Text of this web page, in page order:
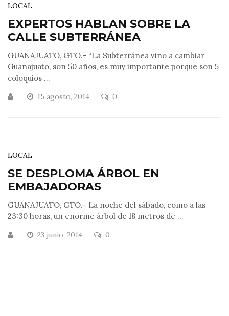
LOCAL
EXPERTOS HABLAN SOBRE LA
CALLE SUBTERRÁNEA
GUANAJUATO, GTO.- “La Subterránea vino a cambiar
Guanajuato, son 50 años, es muy importante porque son 5
coloquios ...
15 agosto, 2014 0
LOCAL
SE DESPLOMA ÁRBOL EN
EMBAJADORAS
GUANAJUATO, GTO.- La noche del sábado, como a las
23:30 horas, un enorme árbol de 18 metros de ...
23 junio, 2014 0